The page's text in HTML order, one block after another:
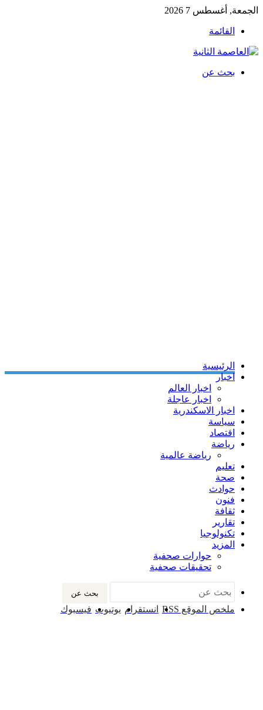
الجمعة, أغسطس 7 2026
القائمة
بحث عن
الرئيسية
اخبار
اخبار العالم
اخبار عاجلة
اخبار الاسكندرية
سياسة
اقتصاد
رياضة
رياضة عالمية
تعليم
صحة
حوادث
فنون
ثقافة
تقارير
تكنولوجيا
المزيد
حوارات صحفية
تحقيقات صحفية
بحث عن
ملخص الموقع RSS انستقرام يوتيوب فيسبوك